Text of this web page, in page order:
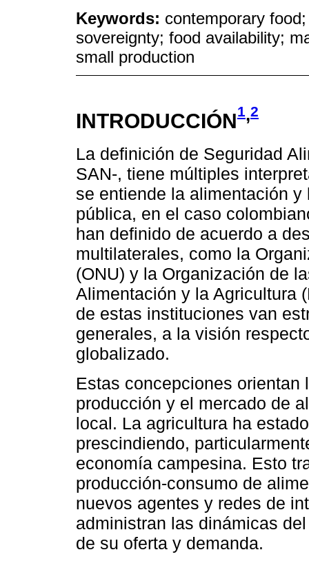
Keywords: contemporary
sovereignty; food availability;
small production
INTRODUCCIÓN1,2
La definición de Seguridad
SAN-, tiene múltiples
se entiende la alimentación
pública, en el caso
han definido de acuerdo a
multilaterales, como la
(ONU) y la Organización de
Alimentación y la Agricultura
de estas instituciones van
generales, a la visión
globalizado.
Estas concepciones
producción y el mercado de
local. La agricultura ha
prescindiendo,
economía campesina. Esto
producción-consumo de
nuevos agentes y redes de
administran las dinámicas
de su oferta y demanda.